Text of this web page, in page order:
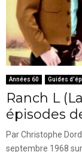
Années 60 Guides
Ranch L
épisodes
Par Christophe
septembre 1968